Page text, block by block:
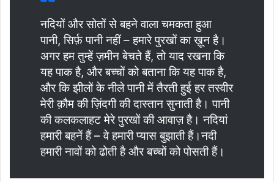
नदियों और सोतों से बहने वाला चमकता हुआ
पानी, सिर्फ़ पानी नहीं – हमारे पुरखों का ख़ून है।
अगर हम तुम्हें ज़मीन बेचते हैं, तो याद रखना कि
यह पाक है, और बच्चों को बताना कि यह पाक है,
और कि झीलों के नीले पानी में तैरती हुई हर तस्वीर
मेरी क़ौम की ज़िंदगी की दास्तान सुनाती है। पानी
की कलकलाहट मेरे पुरखों की आवाज़ है। नदियां
हमारी बहनें हैं – वे हमारी प्यास बुझाती हैं।नदी
हमारी नावों को ढोती है और बच्चों को पोसती हैं।